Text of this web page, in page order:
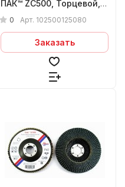
ПАК™ ZС500, Торцевой,
Конический, Ø125х22 мм,
0 Арт. 102500125080
Заказать